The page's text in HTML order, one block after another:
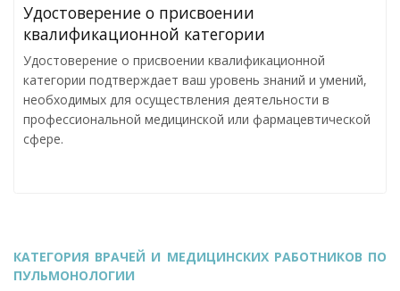
Удостоверение о присвоении
квалификационной категории
Удостоверение о присвоении квалификационной
категории подтверждает ваш уровень знаний и умений,
необходимых для осуществления деятельности в
профессиональной медицинской или фармацевтической
сфере.
КАТЕГОРИЯ ВРАЧЕЙ И МЕДИЦИНСКИХ РАБОТНИКОВ ПО
ПУЛЬМОНОЛОГИИ